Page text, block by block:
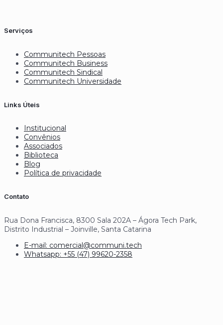
Serviços
Communitech Pessoas
Communitech Business
Communitech Sindical
Communitech Universidade
Links Úteis
Institucional
Convênios
Associados
Biblioteca
Blog
Política de privacidade
Contato
Rua Dona Francisca, 8300 Sala 202A – Ágora Tech Park,
Distrito Industrial – Joinville, Santa Catarina
E-mail: comercial@communi.tech
Whatsapp: +55 (47) 99620-2358